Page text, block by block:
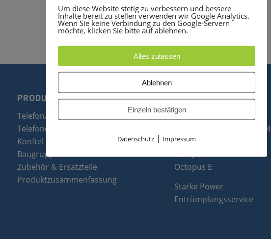
PRODUKTE
Telefonanlagen
Telefone
Konftel Konferenztelefone
Baugruppen
Zubehör & Ersatzteile
Produktzusammenfassung
PARTNER
optiPoint 500
Telefonanlagen Service 24
Octopus FX
Octopus F
Octopus E
Starke Power
Entrümplungsservice
Um diese Website stetig zu verbessern und bessere
Inhalte bereit zu stellen verwenden wir Google Analytics.
Wenn Sie keine Verbindung zu den Google-Servern
möchte, klicken Sie bitte auf ablehnen.
Alles zulassen
Ablehnen
Einzeln bestätigen
Datenschutz | Impressum